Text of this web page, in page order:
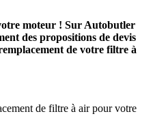
moteur ! Sur Autobutler
des propositions de devis
de votre filtre à
de filtre à air pour votre